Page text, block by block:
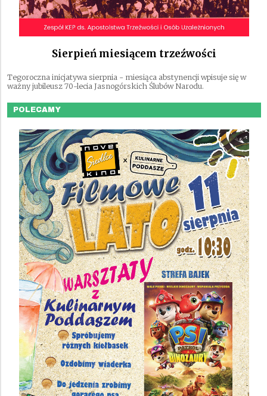
Sierpień miesiącem trzeźwości
Tegoroczna inicjatywa sierpnia - miesiąca abstynencji wpisuje się w
ważny jubileusz 70-lecia Jasnogórskich Ślubów Narodu.
POLECAMY